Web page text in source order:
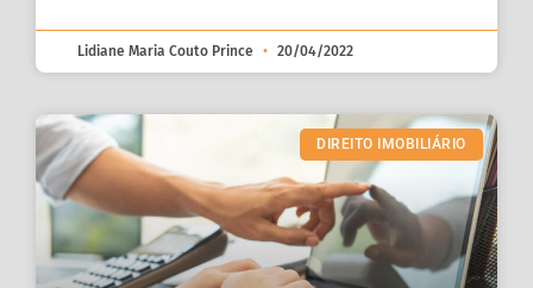
Lidiane Maria Couto Prince 20/04/2022
DIREITO IMOBILIÁRIO